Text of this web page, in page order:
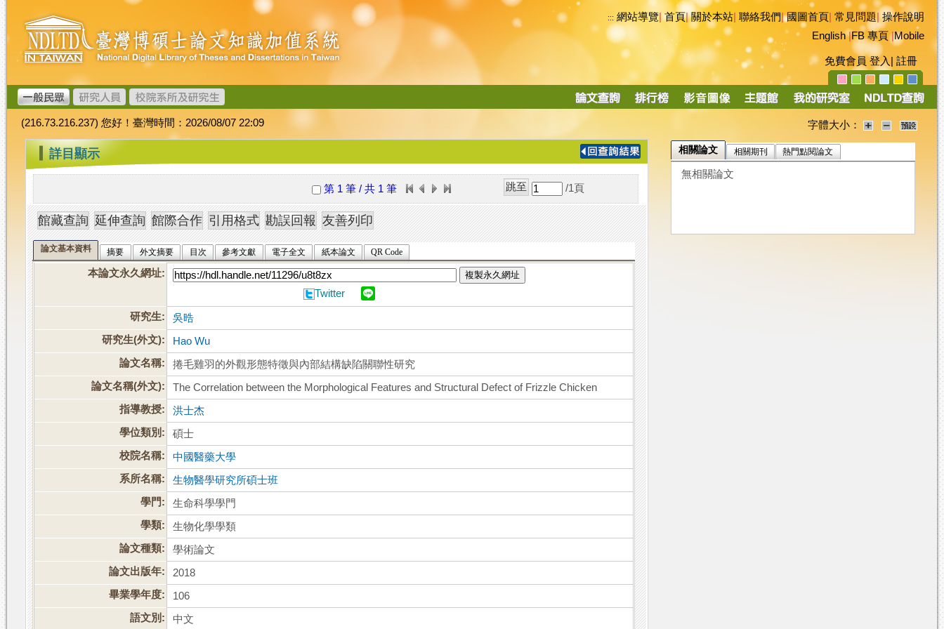
跳
到
主
要
內
容
臺
灣
博
碩
士
論
文
加
值
系
統
::: 網站導覽|首頁|關於本站 聯絡我們|國圖首頁 常見問題|操作說明
English|FB 專頁|Mobile
免費會員 登入 註冊
導
(216.73.216.237) 您好！臺灣時間：2026/08/07 22:09 字體大小：
::: 詳目顯示
第 1 筆 / 共 1 筆 /1 頁
論文基本資料 摘要 外文摘要 目次 參考文獻 電子全文 紙本論文 QR Code
本論文永久網址: 複製永久網址
Twitter
研究生:
吳晧
研究生(外文):
Hao Wu
論文名稱:
捲毛雞羽的外觀形態特徵與內部結構缺陷關聯性研究
論文名稱(外文):
The Correlation between the Morphological Features and Structural Defect of Frizzle Chicken
指導教授:
洪士杰
學位類別:
碩士
校院名稱:
中國醫藥大學
系所名稱:
生物醫學研究所碩士班
學門:
生命科學學門
學類:
生物化學學類
論文種類:
學術論文
論文出版年:
2018
畢業學年度:
106
語文別:
中文
相關論文 相關期刊 熱門點閱論文
無相關論文